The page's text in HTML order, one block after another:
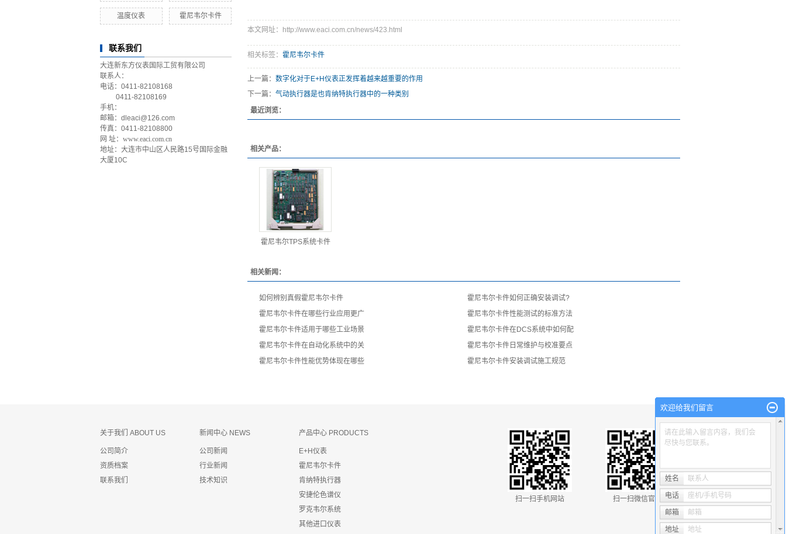
温度仪表 霍尼韦尔卡件
联系我们
大连新东方仪表国际工贸有限公司
联系人：
电话：0411-82108168
0411-82108169
手机：
邮箱：dleaci@126.com
传真：0411-82108800
网 址： www.eaci.com.cn
地址：大连市中山区人民路15号国际金融
大厦10C
本文网址：http://www.eaci.com.cn/news/423.html
相关标签： 霍尼韦尔卡件
上一篇： 数字化对于E+H仪表正发挥着越来越重要的作用
下一篇： 气动执行器是也肯纳特执行器中的一种类别
最近浏览：
相关产品：
霍尼韦尔TPS系统卡件
相关新闻：
如何辨别真假霍尼韦尔卡件
霍尼韦尔卡件如何正确安装调试?
霍尼韦尔卡件在哪些行业应用更广
霍尼韦尔卡件性能测试的标准方法
霍尼韦尔卡件适用于哪些工业场景
霍尼韦尔卡件在DCS系统中如何配
霍尼韦尔卡件在自动化系统中的关
霍尼韦尔卡件日常维护与校准要点
霍尼韦尔卡件性能优势体现在哪些
霍尼韦尔卡件安装调试施工规范
关于我们 ABOUT US
公司简介
资质档案
联系我们
新闻中心 NEWS
公司新闻
行业新闻
技术知识
产品中心 PRODUCTS
E+H仪表
霍尼韦尔卡件
肯纳特执行器
安捷伦色谱仪
罗克韦尔系统
其他进口仪表
扫一扫手机网站 扫一扫微信官网
欢迎给我们留言
请在此输入留言内容，我们会
尽快与您联系。
姓名 联系人
电话 座机/手机号码
邮箱 邮箱
地址 地址